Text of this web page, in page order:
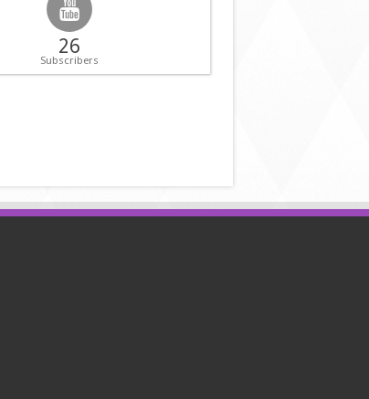
26
Subscribers